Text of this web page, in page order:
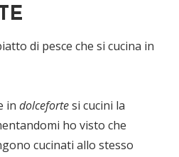
di pesce che si cucina in
in dolcefortesi cucini la
ho visto che
cucinati allo stesso